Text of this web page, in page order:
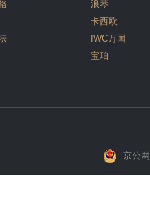
浪琴
卡西欧
IWC万国
宝珀
京公